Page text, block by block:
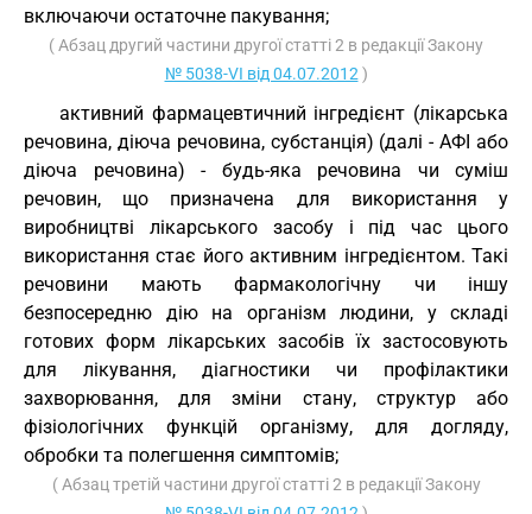
включаючи остаточне пакування;
( Абзац другий частини другої статті 2 в редакції Закону
№ 5038-VI від 04.07.2012 )
активний фармацевтичний інгредієнт (лікарська
речовина, діюча речовина, субстанція) (далі - АФІ або
діюча речовина) - будь-яка речовина чи суміш
речовин, що призначена для використання у
виробництві лікарського засобу і під час цього
використання стає його активним інгредієнтом. Такі
речовини мають фармакологічну чи іншу
безпосередню дію на організм людини, у складі
готових форм лікарських засобів їх застосовують
для лікування, діагностики чи профілактики
захворювання, для зміни стану, структур або
фізіологічних функцій організму, для догляду,
обробки та полегшення симптомів;
( Абзац третій частини другої статті 2 в редакції Закону